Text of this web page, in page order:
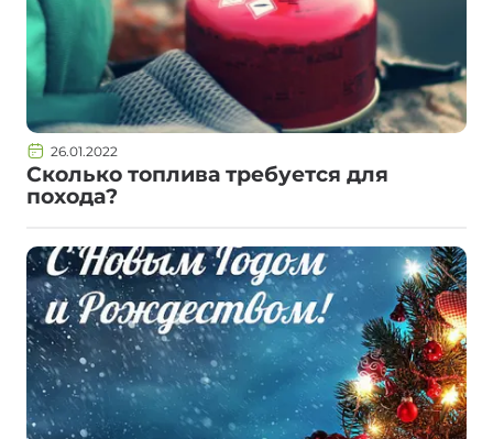
26.01.2022
Сколько топлива требуется для
похода?